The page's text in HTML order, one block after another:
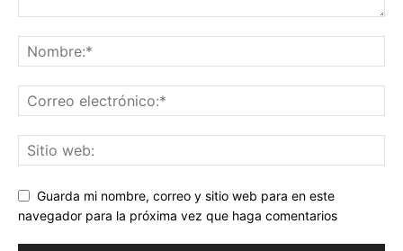
Guarda mi nombre, correo y sitio web para en este
navegador para la próxima vez que haga comentarios